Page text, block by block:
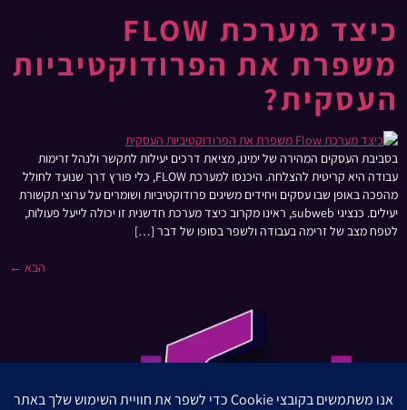
כיצד מערכת FLOW
משפרת את הפרודוקטיביות
העסקית?
בסביבת העסקים המהירה של ימינו, מציאת דרכים יעילות לתקשר ולנהל זרימות
עבודה היא קריטית להצלחה. היכנסו למערכת FLOW, כלי פורץ דרך שנועד לחולל
מהפכה באופן שבו עסקים ויחידים משיגים פרודוקטיביות ושומרים על ערוצי תקשורת
יעילים. כנציגי subweb, ראינו מקרוב כיצד מערכת חדשנית זו יכולה לייעל פעולות,
לטפח מצב של זרימה בעבודה ולשפר בסופו של דבר […]
הבא ←